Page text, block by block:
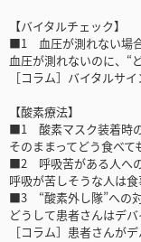
【バイタルチェック】
■1 血圧が測れない場
血圧が測れないのに、“
［コラム］バイタルサ
【酸素療法】
■1 酸素マスク装着時
そのままってどう食べ
■2 呼吸苦がある人へ
呼吸が苦しそうな人は
■3 “酸素外し隊”への
どうして患者さんはデ
［コラム］患者さんが